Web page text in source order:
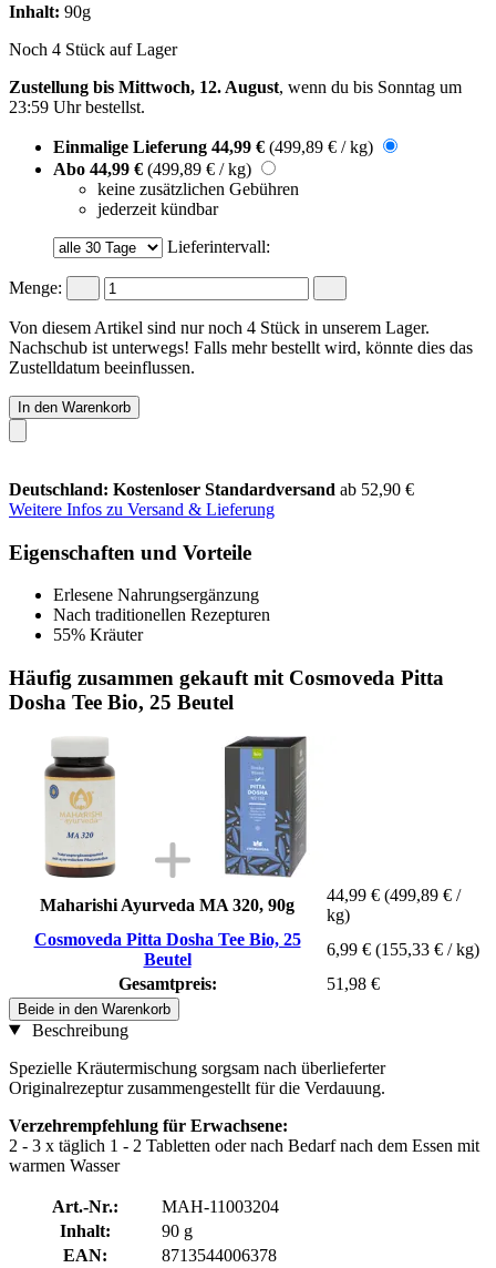
Inhalt: 90g
Noch 4 Stück auf Lager
Zustellung bis Mittwoch, 12. August, wenn du bis Sonntag um
23:59 Uhrbestellst.
Einmalige Lieferung 44,99 € (499,89 € / kg)
Abo 44,99 € (499,89 € / kg)
keine zusätzlichen Gebühren
jederzeit kündbar
Lieferintervall:
Menge:
Von diesem Artikel sind nur noch 4 Stück in unserem Lager.
Nachschub ist unterwegs! Falls mehr bestellt wird, könnte dies das
Zustelldatum beeinflussen.
In den Warenkorb
Deutschland: Kostenloser Standardversand ab 52,90 €
Weitere Infos zu Versand & Lieferung
Eigenschaften und Vorteile
Erlesene Nahrungsergänzung
Nach traditionellen Rezepturen
55% Kräuter
Häufig zusammen gekauft mit Cosmoveda Pitta
Dosha Tee Bio, 25 Beutel
Maharishi Ayurveda MA 320, 90g
44,99 € (499,89 € /
kg)
Cosmoveda Pitta Dosha Tee Bio, 25
Beutel
6,99 € (155,33 € / kg)
Gesamtpreis:
51,98 €
Beide in den Warenkorb
Beschreibung
Spezielle Kräutermischung sorgsam nach überlieferter
Originalrezeptur zusammengestellt für die Verdauung.
Verzehrempfehlung für Erwachsene:
2 - 3 x täglich 1 - 2 Tabletten oder nach Bedarf nach dem Essen mit
warmen Wasser
Art.-Nr.:
MAH-11003204
Inhalt:
90 g
EAN:
8713544006378